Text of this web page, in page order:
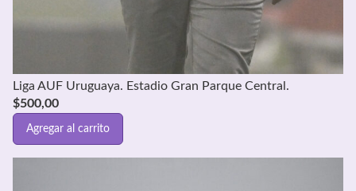
Liga AUF Uruguaya. Estadio Gran Parque Central.
$500,00
Agregar al carrito